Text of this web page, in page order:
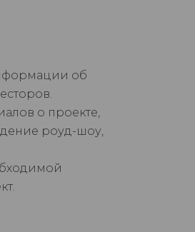
об
о проекте,
роуд-шоу,